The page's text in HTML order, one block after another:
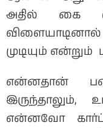
அதில் கை
விளையாடினால்
முடியும் என்றும்
என்னதான்
இருந்தாலும்,
என்னவோ